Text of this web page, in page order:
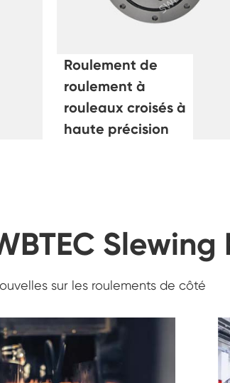
Roulement de
roulement à
rouleaux croisés à
haute précision
sur les roulements de côté